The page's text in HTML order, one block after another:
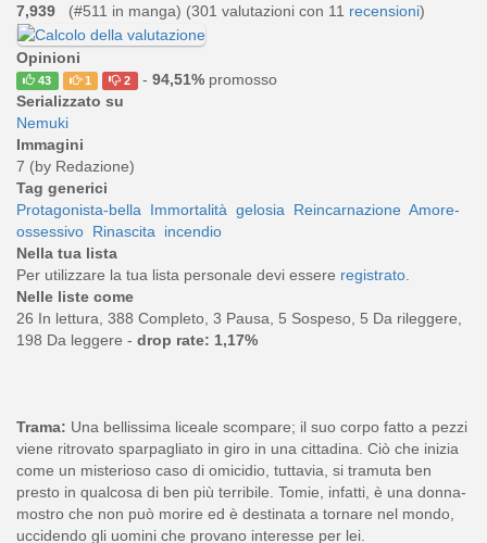
7,939
(#511 in manga) (301 valutazioni con 11 recensioni)
Opinioni
43 1 2 - 94,51%promosso
Serializzato su
Nemuki
Immagini
7 (by Redazione)
Tag generici
Protagonista-bella
Immortalità gelosia Reincarnazione Amore-
ossessivo Rinascita
incendio
Nella tua lista
Per utilizzare la tua lista personale devi essere registrato
Nelle liste come
26 In lettura, 388 Completo, 3 Pausa, 5 Sospeso, 5 Da rileggere,
198 Da leggere - drop rate: 1,17%
Trama: Una bellissima liceale scompare; il suo corpo fatto a pezzi
viene ritrovato sparpagliato in giro in una cittadina. Ciò che inizia
come un misterioso caso di omicidio, tuttavia, si tramuta ben
presto in qualcosa di ben più terribile. Tomie, infatti, è una donna-
mostro che non può morire ed è destinata a tornare nel mondo,
uccidendo gli uomini che provano interesse per lei.